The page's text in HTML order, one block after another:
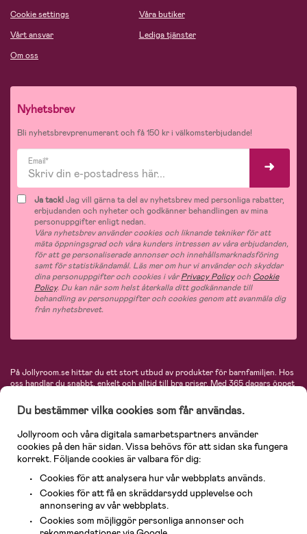
Cookie settings
Vårt ansvar
Om oss
Våra butiker
Lediga tjänster
Nyhetsbrev
Bli nyhetsbrevprenumerant och få 150 kr i välkomsterbjudande!
Email*
Ja tack!Jag vill gärna ta del av nyhetsbrev med personliga rabatter,
erbjudanden och nyheter och godkänner behandlingen av mina
personuppgifter enligt nedan.
Våra nyhetsbrev använder cookies och liknande tekniker för att
mäta öppningsgrad och våra kunders intressen av våra erbjudanden,
för att ge personaliserade annonser och innehållsmarknadsföring
samt för statistikändamål. Läs mer om hur vi använder och skyddar
dina personuppgifter och cookies i vårPrivacy Policyoch Cookie
Policy. Du kan när som helst återkalla ditt godkännande till
behandling av personuppgifter och cookies genom att avanmäla dig
från nyhetsbrevet.
På Jollyroom.se hittar du ett stort utbud av produkter för barnfamiljen. Hos
oss handlar du snabbt, enkelt och alltid till bra priser. Med 365 dagars öppet
hos oss. I vårt sortiment hittar du barnvagnar, bilstolar, kläder för barn och
baby, produkter för mamman, massor av inspirerande inredning, leksaker,
varumärken så som Britax, Maxi-Cosi, Baby Jogger, BabyBjörn, Didriksons,
KidKraft, Ergobaby, Philips Avent, Neonate, Cybex, LEGO och många fler.
Välkommen in och kika runt i Nordens största barn- och babybutik på nätet!
Du bestämmer vilka cookies som får användas.
Jollyroom och våra digitala samarbetspartners använder
cookies på den här sidan. Vissa behövs för att sidan ska fungera
korrekt. Följande cookies är valbara för dig:
Cookies för att analysera hur vår webbplats används.
Cookies för att få en skräddarsydd upplevelse och
annonsering av vår webbplats.
Cookies som möjliggör personliga annonser och